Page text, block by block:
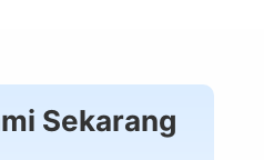
Sekarang